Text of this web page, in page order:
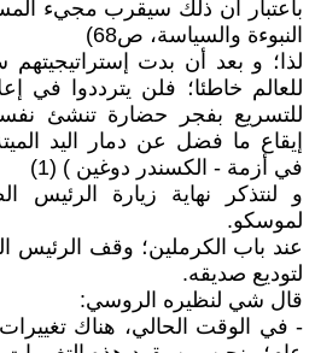
باعتبار أن ذلك سيقرب مجيء
النبوءة والسياسة، ص68)
لذا؛ و بعد أن بدت إستراتيجيتهم
للعالم خاطئا؛ فلن يترددوا في
للتسريع بفجر حضارة تنشئ
إيقاع ما فضل عن دمار اليد
في أزمة - الكسندر دوغين ) (1)
و لنتذكر نهاية زيارة الرئيس
لموسكو.
عند باب الكرملين؛ وقف الرئيس
لتوديع صديقه.
قال شي لنظيره الروسي: